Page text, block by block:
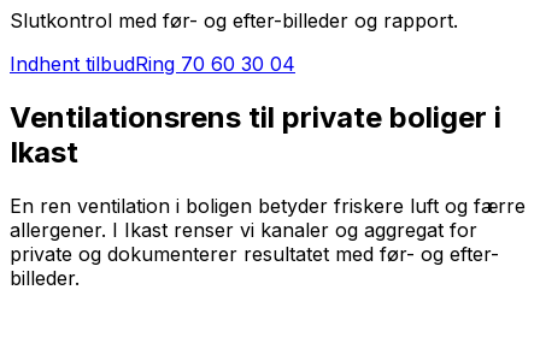
Slutkontrol med før- og efter-billeder og rapport.
Indhent tilbudRing 70 60 30 04
Ventilationsrens til private boliger i
Ikast
En ren ventilation i boligen betyder friskere luft og færre
allergener. I Ikast renser vi kanaler og aggregat for
private og dokumenterer resultatet med før- og efter-
billeder.